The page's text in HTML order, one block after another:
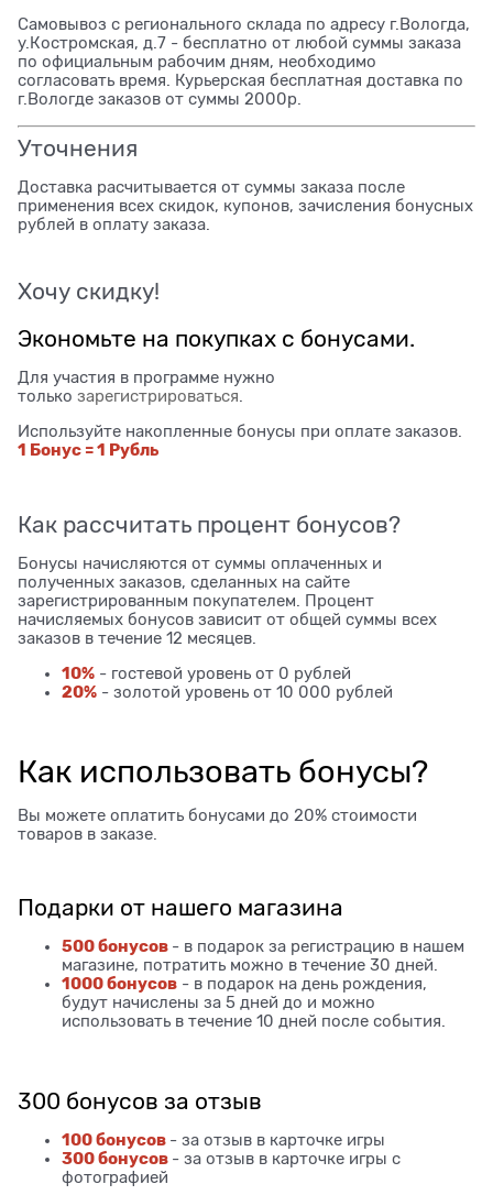
Самовывоз с регионального склада по адресу г.Вологда,
у.Костромская, д.7 - бесплатно от любой суммы заказа
по официальным рабочим дням, необходимо
согласовать время. Курьерская бесплатная доставка по
г.Вологде заказов от суммы 2000р.
Уточнения
Доставка расчитывается от суммы заказа после
применения всех скидок, купонов, зачисления бонусных
рублей в оплату заказа.
Хочу скидку!
Экономьте на покупках с бонусами.
Для участия в программе нужно
только зарегистрироваться
Используйте накопленные бонусы при оплате заказов.
1 Бонус = 1 Рубль
Как рассчитать процент бонусов?
Бонусы начисляются от суммы оплаченных и
полученных заказов, сделанных на сайте
зарегистрированным покупателем. Процент
начисляемых бонусов зависит от общей суммы всех
заказов в течение 12 месяцев.
10% - гостевой уровень от 0 рублей
20% - золотой уровень от 10 000 рублей
Как использовать бонусы?
Вы можете оплатить бонусами до 20% стоимости
товаров в заказе.
Подарки от нашего магазина
500 бонусов - в подарок за регистрацию в нашем
магазине, потратить можно в течение 30 дней.
1000 бонусов - в подарок на день рождения,
будут начислены за 5 дней до и можно
использовать в течение 10 дней после события.
300 бонусов за отзыв
100 бонусов - за отзыв в карточке игры
300 бонусов - за отзыв в карточке игры с
фотографией